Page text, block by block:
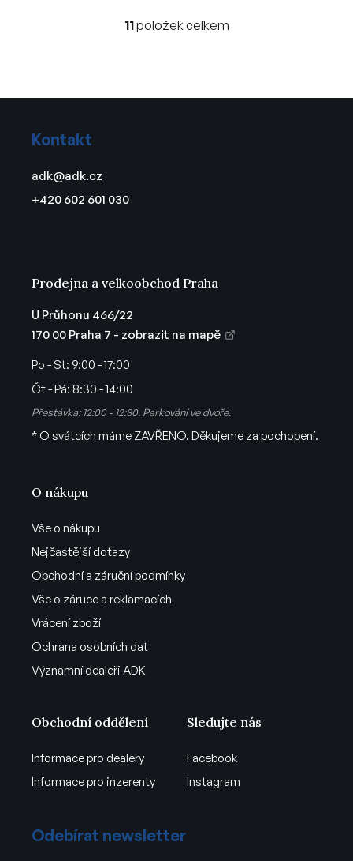
O
d
ý
p
s
u
11položek celkem
Kontakt
adk@adk.cz
+420 602 601 030
O nákupu
Vše o nákupu
Nejčastější dotazy
Obchodní a záruční podmínky
Vše o záruce a reklamacích
Vrácení zboží
Ochrana osobních dat
Významní dealeři ADK
Prodejna a velkoobchod Praha
U Průhonu 466/22
170 00 Praha 7 - zobrazit na mapě
Po - St: 9:00 - 17:00
Čt - Pá: 8:30 - 14:00
Přestávka: 12:00 - 12:30. Parkování ve dvoře.
* O svátcích máme ZAVŘENO. Děkujeme za pochopení.
Obchodní oddělení
Informace pro dealery
Informace pro inzerenty
Sledujte nás
Facebook
Instagram
Odebírat newsletter